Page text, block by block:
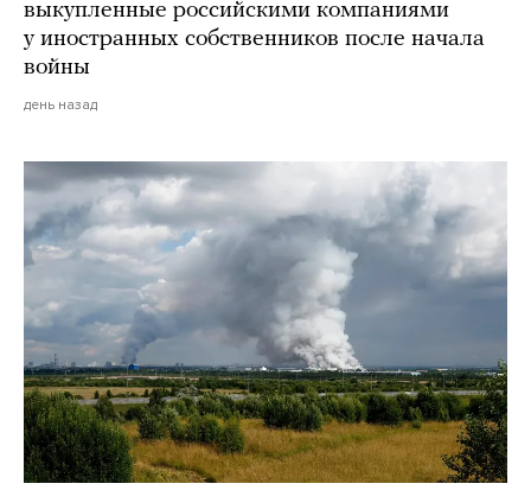
выкупленные российскими компаниями
у иностранных собственников после начала
войны
день назад